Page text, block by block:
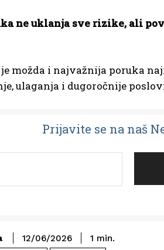
ne uklanja sve rizike, ali
možda i najvažnija poruka
ulaganja i dugoročnije
Prijavite se na naš
12/06/2026 1 min.